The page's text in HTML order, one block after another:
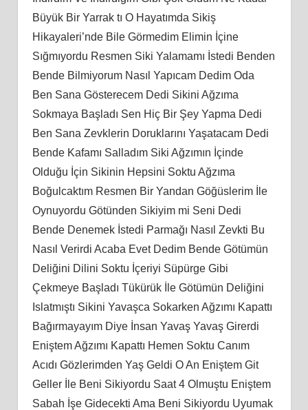
Büyük Bir Yarrak tı O Hayatımda Sikiş
Hikayaleri’nde Bile Görmedim Elimin İçine
Sığmıyordu Resmen Siki Yalamamı İstedi Benden
Bende Bilmiyorum Nasıl Yapıcam Dedim Oda
Ben Sana Gösterecem Dedi Sikini Ağzıma
Sokmaya Başladı Sen Hiç Bir Şey Yapma Dedi
Ben Sana Zevklerin Doruklarını Yaşatacam Dedi
Bende Kafamı Salladım Siki Ağzımın İçinde
Olduğu İçin Sikinin Hepsini Soktu Ağzıma
Boğulcaktım Resmen Bir Yandan Göğüslerim İle
Oynuyordu Götünden Sikiyim mi Seni Dedi
Bende Denemek İstedi Parmağı Nasıl Zevkti Bu
Nasıl Verirdi Acaba Evet Dedim Bende Götümün
Deliğini Dilini Soktu İçeriyi Süpürge Gibi
Çekmeye Başladı Tükürük İle Götümün Deliğini
Islatmıştı Sikini Yavaşca Sokarken Ağzımı Kapattı
Bağırmayayım Diye İnsan Yavaş Yavaş Girerdi
Eniştem Ağzımı Kapattı Hemen Soktu Canım
Acıdı Gözlerimden Yaş Geldi O An Eniştem Git
Geller İle Beni Sikiyordu Saat 4 Olmuştu Eniştem
Sabah İşe Gidecekti Ama Beni Sikiyordu Uyumak